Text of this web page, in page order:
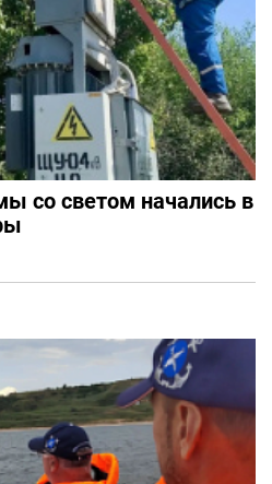
со светом начались в